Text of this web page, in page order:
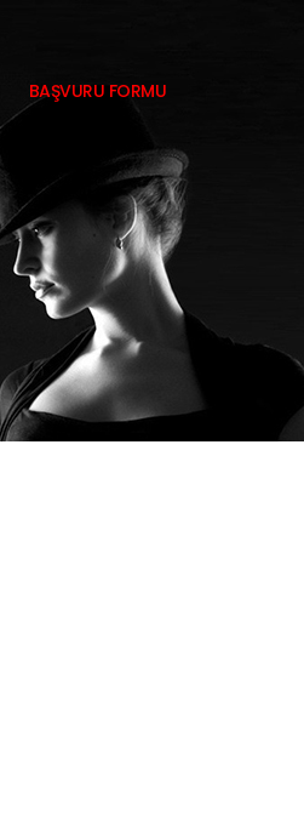
BAŞVURU FORMU